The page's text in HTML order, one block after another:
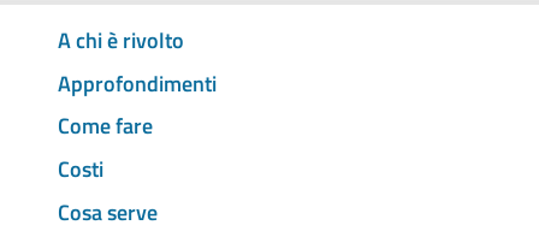
A chi è rivolto
Approfondimenti
Come fare
Costi
Cosa serve